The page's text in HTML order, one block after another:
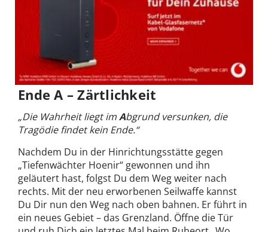
Ende A – Zärtlichkeit
„Die Wahrheit liegt imAbgrund versunken, die
Tragödie findet kein Ende.“
Nachdem Du in der Hinrichtungsstätte gegen
„Tiefenwächter Hoenir“ gewonnen und ihn
geläutert hast, folgst Du dem Weg weiter nach
rechts. Mit der neu erworbenen Seilwaffe kannst
Du Dir nun den Weg nach oben bahnen. Er führt in
ein neues Gebiet – das Grenzland. Öffne die Tür